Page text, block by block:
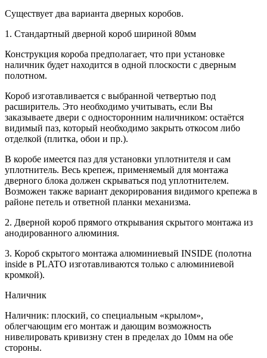
Существует два варианта дверных коробов.
1. Стандартный дверной короб шириной 80мм
Конструкция короба предполагает, что при установке
наличник будет находится в одной плоскости с дверным
полотном.
Короб изготавливается с выбранной четвертью под
расширитель. Это необходимо учитывать, если Вы
заказываете двери с односторонним наличником: остаётся
видимый паз, который необходимо закрыть откосом либо
отделкой (плитка, обои и пр.).
В коробе имеется паз для установки уплотнителя и сам
уплотнитель. Весь крепеж, применяемый для монтажа
дверного блока должен скрываться под уплотнителем.
Возможен также вариант декорирования видимого крепежа в
районе петель и ответной планки механизма.
2. Дверной короб прямого открывания скрытого монтажа из
анодированного алюминия.
3. Короб скрытого монтажа алюминиевый INSIDE (полотна
inside в PLATO изготавливаются только с алюминиевой
кромкой).
Наличник
Наличник: плоский, со специальным «крылом»,
облегчающим его монтаж и дающим возможность
нивелировать кривизну стен в пределах до 10мм на обе
стороны.